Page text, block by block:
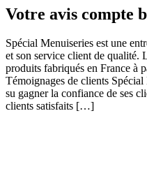
Votre avis compte
Spécial Menuiseries est une
et son service client de qualité.
produits fabriqués en France à
Témoignages de clients
su gagner la confiance de ses
clients satisfaits […]